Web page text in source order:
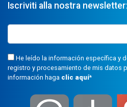
Iscriviti alla nostra newsletter:
He leído la información específica y
registro y procesamiento de mis datos
información haga clic aquí*